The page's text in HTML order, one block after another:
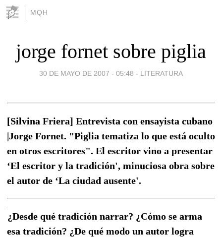
MQH
jorge fornet sobre piglia
30 DE MAYO DE 2007 - 05:48 - LITERATURA
[Silvina Friera] Entrevista con ensayista cubano
|Jorge Fornet. "Piglia tematiza lo que está oculto
en otros escritores". El escritor vino a presentar
‘El escritor y la tradición', minuciosa obra sobre
el autor de ‘La ciudad ausente'.
¿Desde qué tradición narrar? ¿Cómo se arma
esa tradición? ¿De qué modo un autor logra